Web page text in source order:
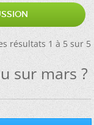
résultats 1 à 5 sur 5
sur mars ?